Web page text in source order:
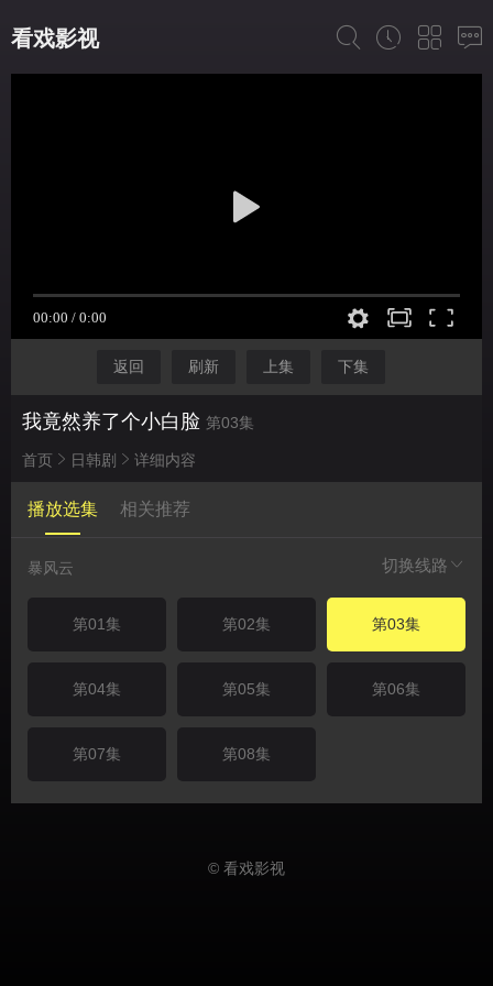
看戏影视
返回 刷新 上集 下集
我竟然养了个小白脸 第03集
首页 日韩剧 详细内容
播放选集 相关推荐
切换线路
暴风云
第01集 第02集 第03集
第04集 第05集 第06集
第07集 第08集
© 看戏影视